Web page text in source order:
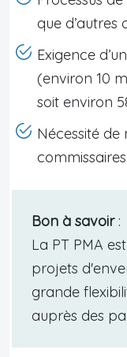
que d’autres
Exigence
(environ 10
soit environ
Nécessité
Bon à savoir:
La PT PMA
projets
grande
auprès des